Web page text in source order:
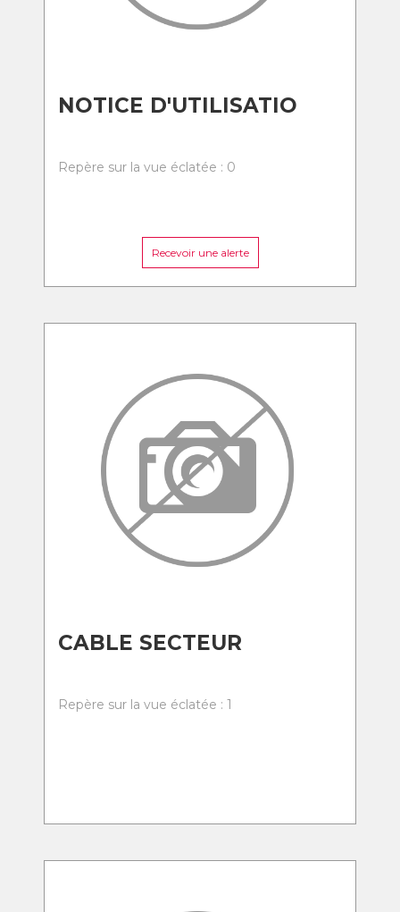
NOTICE D'UTILISATIO
Repère sur la vue éclatée : 0
Recevoir une alerte
CABLE SECTEUR
Repère sur la vue éclatée : 1